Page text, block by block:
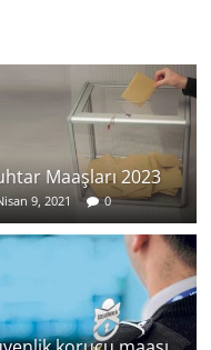
Maaşları 2023
9, 2021 0